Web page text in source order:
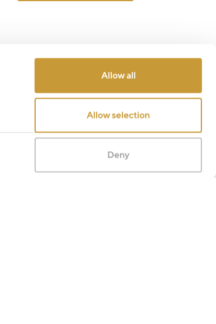
Allow all
Allow selection
Deny